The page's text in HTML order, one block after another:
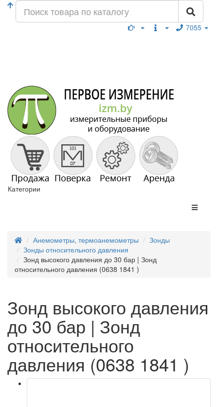
7055
Категории
Анемометры, термоанемометры
Зонды
Зонды относительного давления
Зонд высокого давления до 30 бар | Зонд
относительного давления (0638 1841 )
Зонд высокого давления
до 30 бар | Зонд
относительного
давления (0638 1841 )